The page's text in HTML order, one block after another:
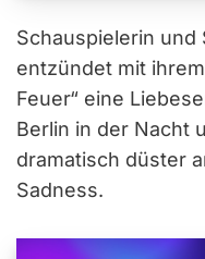
Schauspielerin und
entzündet mit
Feuer“ eine
Berlin in der Nacht
dramatisch düster
Sadness.